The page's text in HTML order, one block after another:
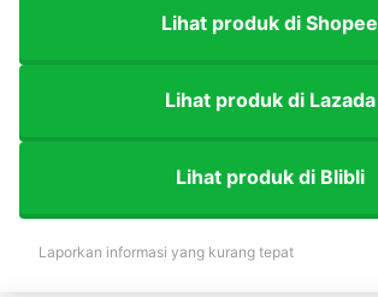
Lihat produk di Shopee
Lihat produk di Lazada
Lihat produk di Blibli
Laporkan informasi yang kurang tepat